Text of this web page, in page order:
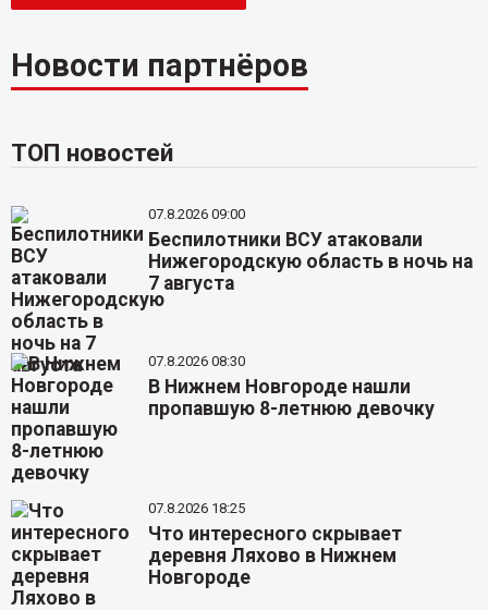
Новости партнёров
ТОП новостей
07.8.2026 09:00
Беспилотники ВСУ атаковали
Нижегородскую область в ночь на
7 августа
07.8.2026 08:30
В Нижнем Новгороде нашли
пропавшую 8-летнюю девочку
07.8.2026 18:25
Что интересного скрывает
деревня Ляхово в Нижнем
Новгороде